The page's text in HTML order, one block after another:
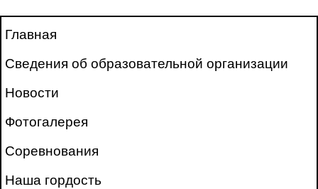
Главная
Сведения об образовательной организации
Новости
Фотогалерея
Соревнования
Наша гордость